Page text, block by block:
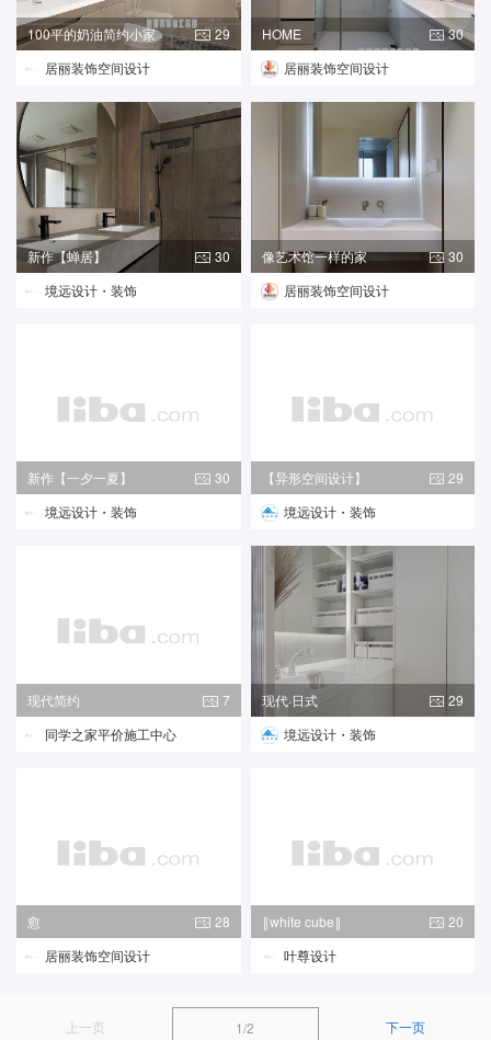
100平的奶油简约小家
29
居丽装饰空间设计
HOME
30
居丽装饰空间设计
新作【蝉居】
30
境远设计・装饰
像艺术馆一样的家
30
居丽装饰空间设计
新作【一夕一夏】
30
境远设计・装饰
【异形空间设计】
29
境远设计・装饰
现代简约
7
同学之家平价施工中心
现代·日式
29
境远设计・装饰
愈
28
居丽装饰空间设计
‖white cube‖
20
叶尊设计
上一页 1/2 下一页